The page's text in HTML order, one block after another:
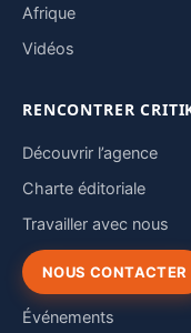
Afrique
Vidéos
RENCONTRER
Découvrir l’agence
Charte éditoriale
Travailler avec nous
NOUS CONTACTER
Événements